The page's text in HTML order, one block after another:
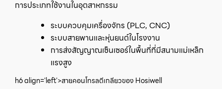
การประเภทใช้งานในอุตสาหกรรม
ระบบควบคุมเครื่องจักร (PLC, CNC)
ระบบสายพานและหุ่นยนต์ในโรงงาน
การส่งสัญญาณเซ็นเซอร์ในพื้นที่ที่มีสนามแม่เหล็ก
แรงสูง
h6 align='left'>สายคอนโทรลตีเกลียวของ Hosiwell